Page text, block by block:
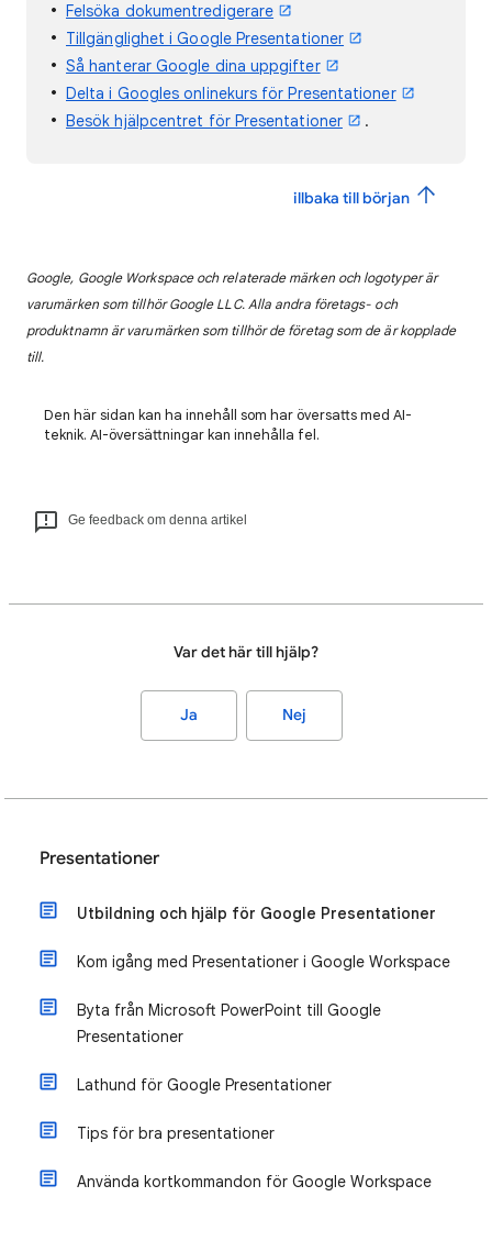
Felsöka dokumentredigerare
Tillgänglighet i Google Presentationer
Så hanterar Google dina uppgifter
Delta i Googles onlinekurs för Presentationer
Besök hjälpcentret för Presentationer
.
illbaka till början
Google, Google Workspace och relaterade märken och logotyper är
varumärken som tillhör Google LLC. Alla andra företags- och
produktnamn är varumärken som tillhör de företag som de är kopplade
till.
Den här sidan kan ha innehåll som har översatts med AI-
teknik. AI-översättningar kan innehålla fel.
Ge feedback om denna artikel
Var det här till hjälp?
Ja Nej
Presentationer
Utbildning och hjälp för Google Presentationer
Kom igång med Presentationer i Google Workspace
Byta från Microsoft PowerPoint till Google
Presentationer
Lathund för Google Presentationer
Tips för bra presentationer
Använda kortkommandon för Google Workspace